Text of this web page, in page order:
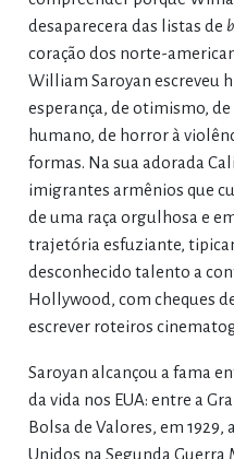
desaparecera das listas de
coração dos norte-
William Saroyan escreveu
esperança, de otimismo,
humano, de horror à
formas. Na sua adorada
imigrantes armênios que
de uma raça orgulhosa e
trajetória esfuziante,
desconhecido talento a
Hollywood, com cheques
escrever roteiros
Saroyan alcançou a fama
da vida nos EUA: entre a
Bolsa de Valores, em 1929,
Unidos na Segunda